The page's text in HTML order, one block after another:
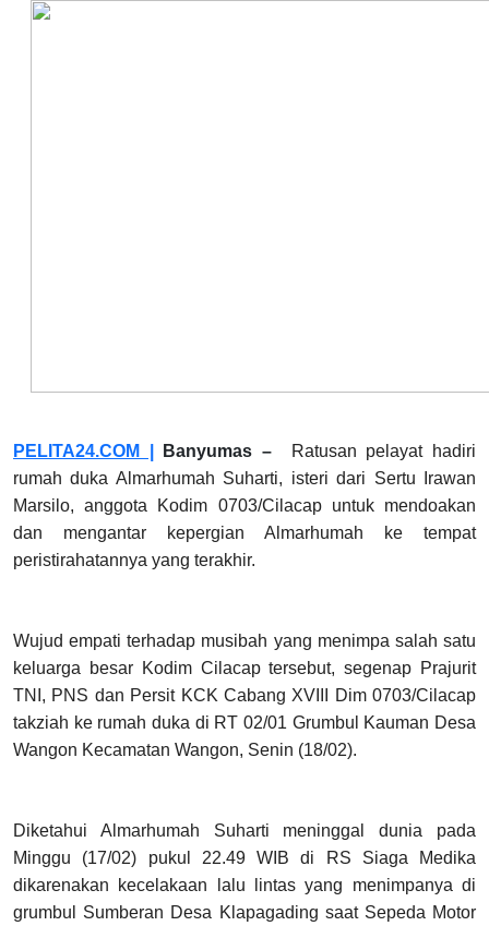
PELITA24.COM | Banyumas –
Ratusan pelayat hadiri
rumah duka Almarhumah Suharti, isteri dari Sertu Irawan
Marsilo, anggota Kodim 0703/Cilacap untuk mendoakan
dan mengantar kepergian Almarhumah ke tempat
peristirahatannya yang terakhir.
Wujud empati terhadap musibah yang menimpa salah satu
keluarga besar Kodim Cilacap tersebut, segenap Prajurit
TNI, PNS dan Persit KCK Cabang XVIII Dim 0703/Cilacap
takziah ke rumah duka di RT 02/01 Grumbul Kauman Desa
Wangon Kecamatan Wangon, Senin (18/02).
Diketahui Almarhumah Suharti meninggal dunia pada
Minggu (17/02) pukul 22.49 WIB di RS Siaga Medika
dikarenakan kecelakaan lalu lintas yang menimpanya di
grumbul Sumberan Desa Klapagading saat Sepeda Motor